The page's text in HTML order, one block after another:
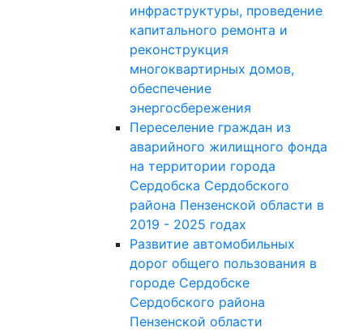
инфраструктуры, проведение
капитального ремонта и
реконструкция
многоквартирных домов,
обеспечение
энергосбережения
Переселение граждан из
аварийного жилищного фонда
на территории города
Сердобска Сердобского
района Пензенской области в
2019 - 2025 годах
Развитие автомобильных
дорог общего пользования в
городе Сердобске
Сердобского района
Пензенской области